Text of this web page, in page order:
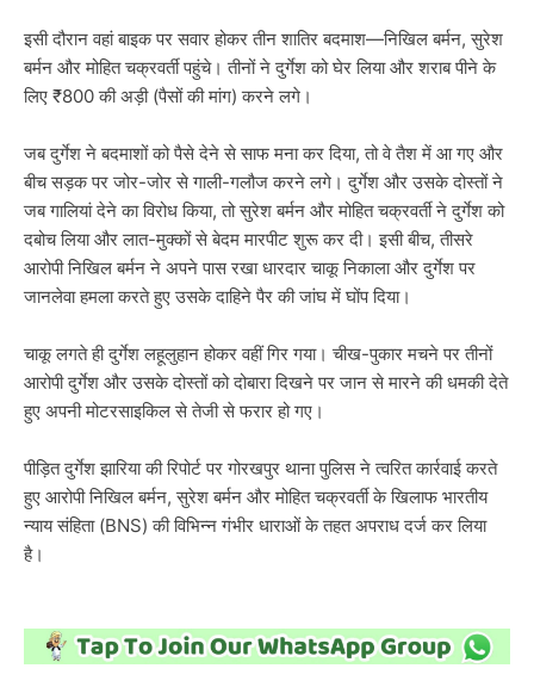
इसी दौरान वहां बाइक पर सवार होकर तीन शातिर बदमाश—निखिल बर्मन, सुरेश
बर्मन और मोहित चक्रवर्ती पहुंचे। तीनों ने दुर्गेश को घेर लिया और शराब पीने के
लिए ₹800 की अड़ी (पैसों की मांग) करने लगे।
जब दुर्गेश ने बदमाशों को पैसे देने से साफ मना कर दिया, तो वे तैश में आ गए और
बीच सड़क पर जोर-जोर से गाली-गलौज करने लगे। दुर्गेश और उसके दोस्तों ने
जब गालियां देने का विरोध किया, तो सुरेश बर्मन और मोहित चक्रवर्ती ने दुर्गेश को
दबोच लिया और लात-मुक्कों से बेदम मारपीट शुरू कर दी। इसी बीच, तीसरे
आरोपी निखिल बर्मन ने अपने पास रखा धारदार चाकू निकाला और दुर्गेश पर
जानलेवा हमला करते हुए उसके दाहिने पैर की जांघ में घोंप दिया।
चाकू लगते ही दुर्गेश लहूलुहान होकर वहीं गिर गया। चीख-पुकार मचने पर तीनों
आरोपी दुर्गेश और उसके दोस्तों को दोबारा दिखने पर जान से मारने की धमकी देते
हुए अपनी मोटरसाइकिल से तेजी से फरार हो गए।
पीड़ित दुर्गेश झारिया की रिपोर्ट पर गोरखपुर थाना पुलिस ने त्वरित कार्रवाई करते
हुए आरोपी निखिल बर्मन, सुरेश बर्मन और मोहित चक्रवर्ती के खिलाफ भारतीय
न्याय संहिता (BNS) की विभिन्न गंभीर धाराओं के तहत अपराध दर्ज कर लिया
है।